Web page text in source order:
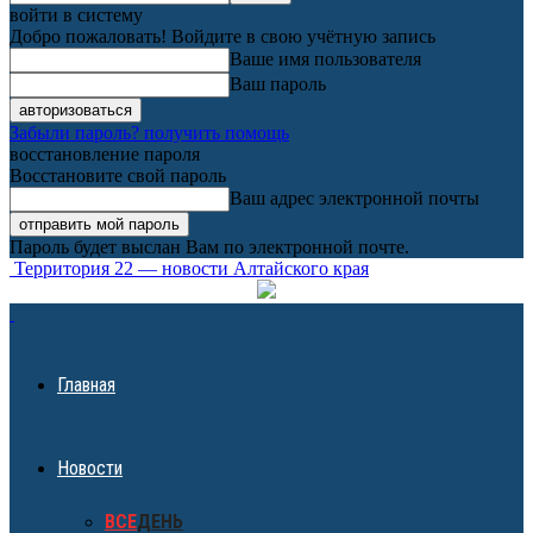
войти в систему
Добро пожаловать! Войдите в свою учётную запись
Ваше имя пользователя
Ваш пароль
Забыли пароль? получить помощь
восстановление пароля
Восстановите свой пароль
Ваш адрес электронной почты
Пароль будет выслан Вам по электронной почте.
Территория 22 — новости Алтайского края
Главная
Новости
ВСЕДЕНЬ